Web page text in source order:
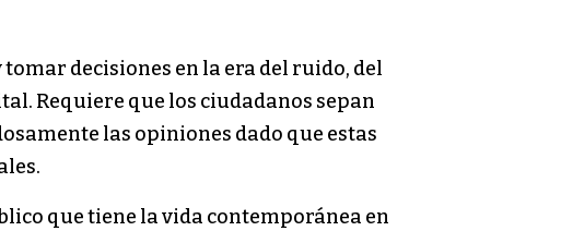
decisiones en la era del ruido, del
Requiere que los ciudadanos sepan
las opiniones dado que estas
que tiene la vida contemporánea en